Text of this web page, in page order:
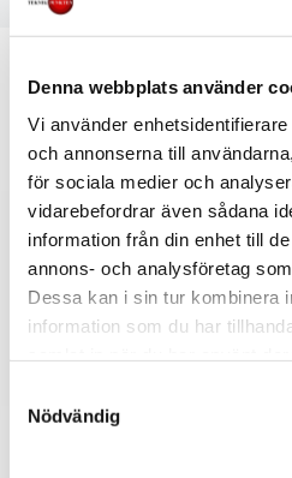
Denna webbplats använder
Vi använder
och annonserna till
för sociala medier och
vidarebefordrar även sådana
information från din enhet till
annons- och analysföretag
Dessa kan i sin tur kombinera
information som du har
Nödvändig
Relaterad
Batteribyte